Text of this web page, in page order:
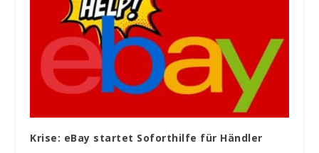
Krise: eBay startet Soforthilfe für Händler